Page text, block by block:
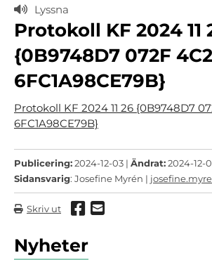
Lyssna
Protokoll KF 2024 11
{0B9748D7 072F
6FC1A98CE79B}
Protokoll KF 2024 11 26 {0B9748D7
6FC1A98CE79B}
Publicering:2024-12-03 | Ändrat:2024-12-
Sidansvarig: Josefine Myrén |
Skriv ut Dela via
Dela via mail
Nyheter